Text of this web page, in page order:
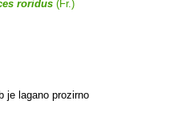
roridus (Fr.)
je lagano prozirno